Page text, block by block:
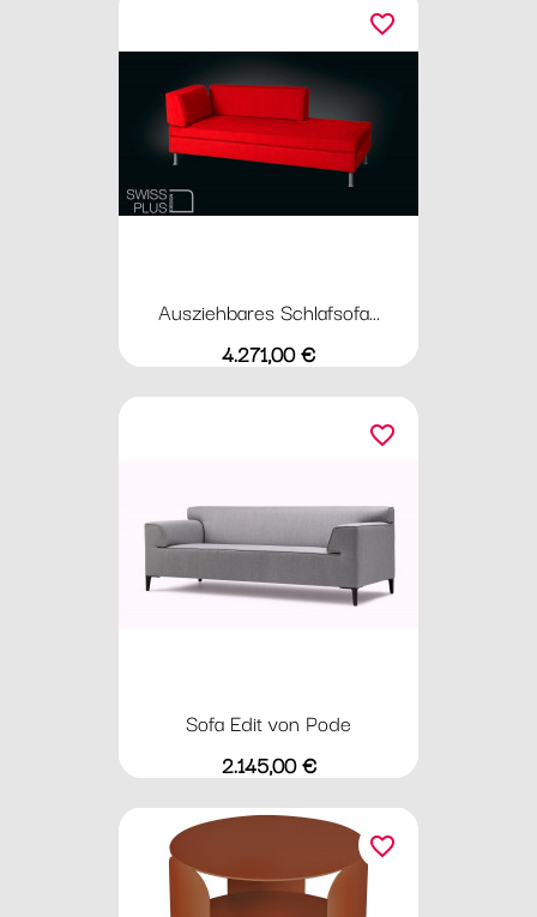
Ausziehbares Schlafsofa...
Preis
4.271,00 €
favorite_border
Sofa Edit von Pode
Preis
2.145,00 €
favorite_border
favorite_border